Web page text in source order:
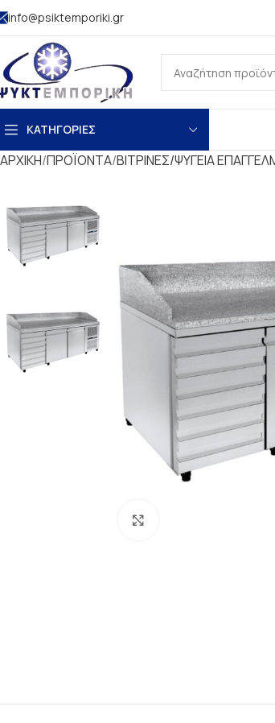
info@psiktemporiki.gr
ΚΑΤΗΓΟΡΙΕΣ
ΑΡΧΙΚΗ ΠΡΟΪΟΝΤΑ ΒΙΤΡΙΝΕΣ/ΨΥΓΕΙΑ